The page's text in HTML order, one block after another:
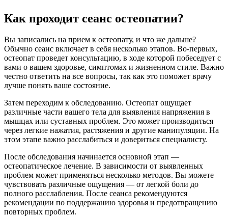
Как проходит сеанс остеопатии?
Вы записались на прием к остеопату, и что же дальше?
Обычно сеанс включает в себя несколько этапов. Во-первых,
остеопат проведет консультацию, в ходе которой побеседует с
вами о вашем здоровье, симптомах и жизненном стиле. Важно
честно ответить на все вопросы, так как это поможет врачу
лучше понять ваше состояние.
Затем переходим к обследованию. Остеопат ощущает
различные части вашего тела для выявления напряжения в
мышцах или суставных проблем. Это может производиться
через легкие нажатия, растяжения и другие манипуляции. На
этом этапе важно расслабиться и довериться специалисту.
После обследования начинается основной этап —
остеопатическое лечение. В зависимости от выявленных
проблем может применяться несколько методов. Вы можете
чувствовать различные ощущения — от легкой боли до
полного расслабления. После сеанса рекомендуются
рекомендации по поддержанию здоровья и предотвращению
повторных проблем.